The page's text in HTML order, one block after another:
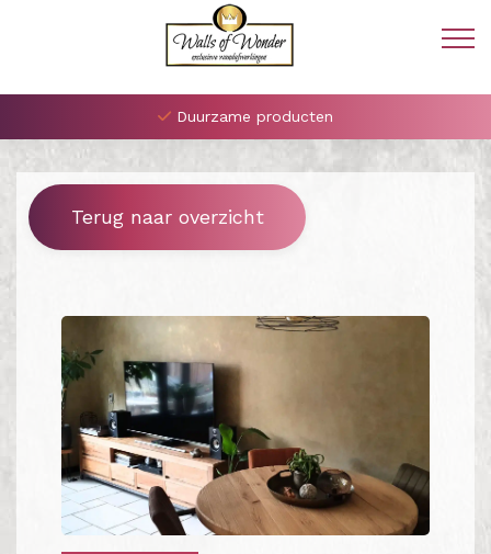
Duurzame producten
Terug naar overzicht